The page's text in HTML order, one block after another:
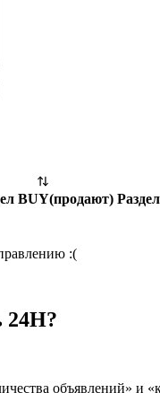
BUY(продают)
:(
24H?
объявлений» и